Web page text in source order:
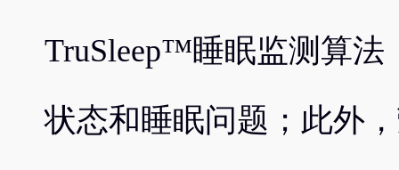
TruSleep™睡眠监测算
状态和睡眠问题；此外